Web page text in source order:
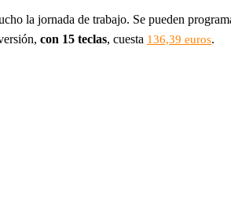
la jornada de trabajo. Se pueden
con 15 teclas, cuesta 136,39 euros.